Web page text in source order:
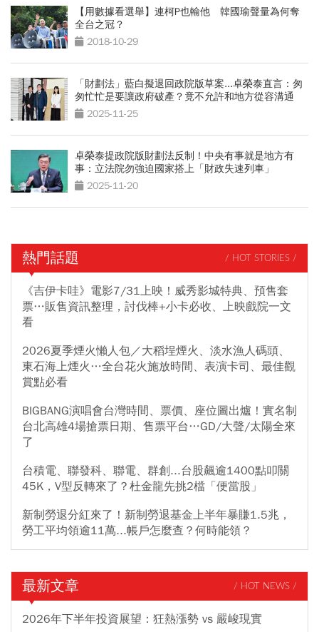
【用數據看選舉】連柯P也輸他 韓國瑜聲量為何奪
全台之冠？
2018-10-29
「財劃法」藍白擬退回政院版草案...卓榮泰直言：匆
匆忙忙是要讓政府破產？竟不允許和地方從容溝通
2025-11-25
卓榮泰提政院版財劃法反制！中央有事就是地方有
事：立法院勿強迫國家搭上「財政失速列車」
2025-11-20
熱門話題 / HOT STORIES /
《吉伊卡哇》電影7/31上映！威秀影城特典、預售套
票…販售資訊整理，討伐棒+小卡必收、上映戲院一文
看
2026夏季煙火懶人包／大稻埕煙火、淡水漁人碼頭、
東石海上煙火…全台花火施放時間、表演卡司、最佳觀
賞點必看
BIGBANG演唱會台灣時間、票價、座位圖出爐！實名制
台北高雄4場搶票日期、售票平台…GD/大聲/太陽全來
了
台積電、聯發科、聯電、群創...台股飆逾1400點叩關
45K，V型反轉來了？杜金龍先挑2檔「便當股」
新制勞退分紅來了！新制勞退基金上半年暴賺1.5兆，
勞工平均領逾11萬...帳戶怎麼查？何時能領？
最新文章 / HOT NEWS /
2026年下半年投資展望：狂熱漲勢 vs 嚴峻現實